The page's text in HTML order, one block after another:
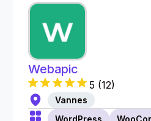
Webapic
5 (12)
Vannes
WordPress